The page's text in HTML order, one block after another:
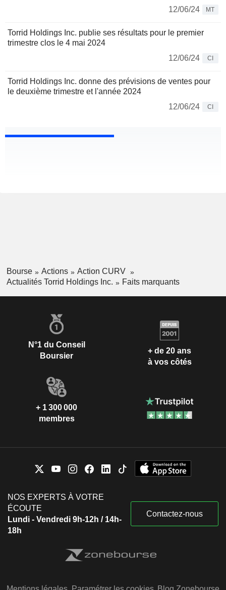
12/06/24
MT
Torrid Holdings Inc. publie ses résultats pour le premier
trimestre clos le 4 mai 2024
12/06/24
CI
Torrid Holdings Inc. donne des prévisions de ventes pour
le deuxième trimestre et l'année 2024
12/06/24
CI
Bourse Actions
Action CURV
Actualités Torrid Holdings Inc.
Faits marquants
N°1 du Conseil
Boursier
+ de 20 ans
à vos côtés
+ 1 300 000
membres
NOS EXPERTS À VOTRE
ÉCOUTE
Lundi - Vendredi 9h-12h / 14h-
18h
Contactez-nous